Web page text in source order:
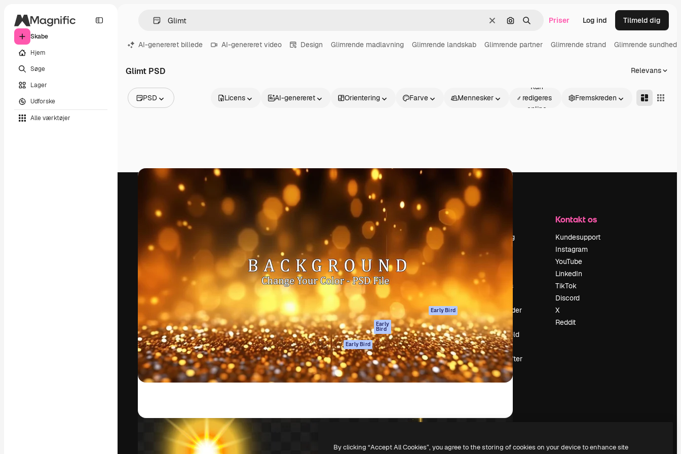
Skabe
Hjem
Søge
Lager
Udforske
Alle værktøjer
Klar Søg efter billede
Søge Priser Log ind Tilmeld dig
AI-genereret billede AI-genereret video Design Glimrende madlavning Glimrende landskab Glimrende partner Glimrende strand Glimrende sundhed
Glimt PSD Relevans
PSD
Videoer
Optagelser
Motion graphics
3D modeller
Licens AI-genereret Orientering Farve Mennesker
Kan
redigeres
online
Fremskreden
Den kreative platform til at skabe dit bedste
arbejde. Over 1 million abonnenter – fra
kreative og virksomheder til bureauer og
Dansk
Produkter
Spaces
AI-assistent
AI-billedgenerator
AI-videogenerator
AI-
stemmegenerator
Stockindhold
MCP til
Claude/ChatGPT
Early
Bird
Agenter Early Bird
API
Mobilapp
Alle Magnific
Kom godt i
gang
Academy
Dokumentation
Support
Vilkår for brug
Privatlivspolitik
Originaler Early Bird
Cookies politik
Tillidscenter
Partnere
Virksomhed
Prissætning
Om os
Reviews
Karriere
Søgetrends
Blog
Begivenheder
Slidesgo
Sælg indhold
Presserum
Leder du efter
magnific.ai
Kontakt os
Kundesupport
Instagram
YouTube
LinkedIn
TikTok
Discord
X
Reddit
Copyright © 2010-2026
By clicking “Accept All Cookies”, you agree to the storing of cookies on your device to enhance site